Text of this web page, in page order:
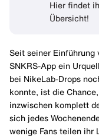
Hier findet
Übersicht!
Seit seiner Einführung
SNKRS-App ein
bei NikeLab-Drops
konnte, ist die
inzwischen komplett
sich jedes
wenige Fans teilen ihr